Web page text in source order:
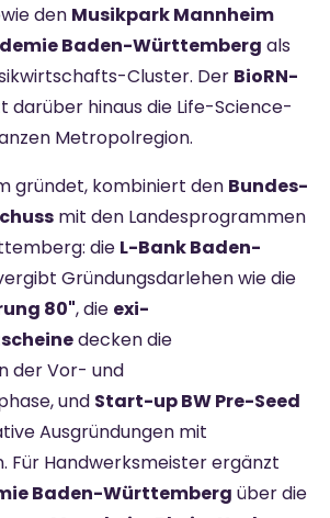
den Musikpark Mannheim
Baden-Württemberg als
Cluster. Der BioRN-
darüber hinaus die Life-Science-
Metropolregion.
gründet, kombiniert den Bundes-
mit den Landesprogrammen
die L-Bank Baden-
Gründungsdarlehen wie die
80", die exi-
decken die
der Vor- und
und Start-up BW Pre-Seed
Ausgründungen mit
Für Handwerksmeister ergänzt
Baden-Württemberg über die